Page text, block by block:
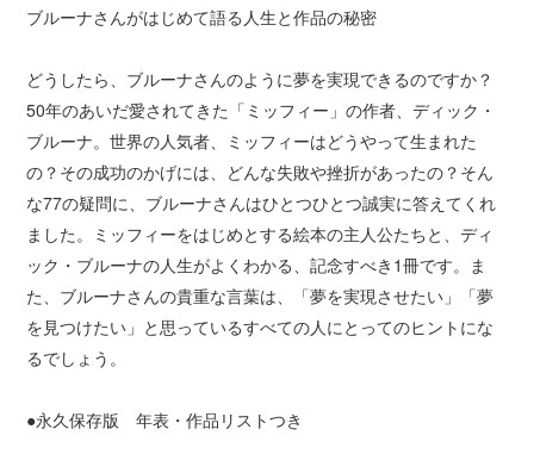
ブルーナさんがはじめて語る人生と作品の秘密
どうしたら、ブルーナさんのように夢を実現できるのですか？
50年のあいだ愛されてきた「ミッフィー」の作者、ディック・
ブルーナ。世界の人気者、ミッフィーはどうやって生まれた
の？その成功のかげには、どんな失敗や挫折があったの？そん
な77の疑問に、ブルーナさんはひとつひとつ誠実に答えてくれ
ました。ミッフィーをはじめとする絵本の主人公たちと、ディ
ック・ブルーナの人生がよくわかる、記念すべき1冊です。ま
た、ブルーナさんの貴重な言葉は、「夢を実現させたい」「夢
を見つけたい」と思っているすべての人にとってのヒントにな
るでしょう。
●永久保存版 年表・作品リストつき